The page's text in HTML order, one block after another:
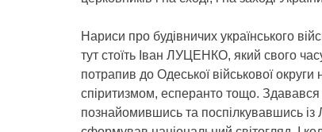
Нариси про будівничих українського
тут стоїть Іван ЛУЦЕНКО, який свого
потрапив до Одеської військової
спіритизмом, есперанто тощо.
познайомившись та поспілкувавшись